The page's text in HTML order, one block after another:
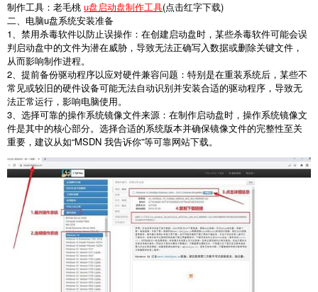
制作工具：老毛桃 u盘启动盘制作工具(点击红字下载)
二、电脑u盘系统安装准备
1、禁用杀毒软件以防止误操作：在创建启动盘时，某些杀毒软件可能会误
判启动盘中的文件为潜在威胁，导致无法正确写入数据或删除关键文件，
从而影响制作进程。
2、提前备份驱动程序以应对硬件兼容问题：特别是在重装系统后，某些不
常见或较旧的硬件设备可能无法自动识别并安装合适的驱动程序，导致无
法正常运行，影响电脑使用。
3、选择可靠的操作系统镜像文件来源：在制作启动盘时，操作系统镜像文
件是其中的核心部分。选择合适的系统版本并确保镜像文件的完整性至关
重要，建议从如“MSDN 我告诉你”等可靠网站下载。